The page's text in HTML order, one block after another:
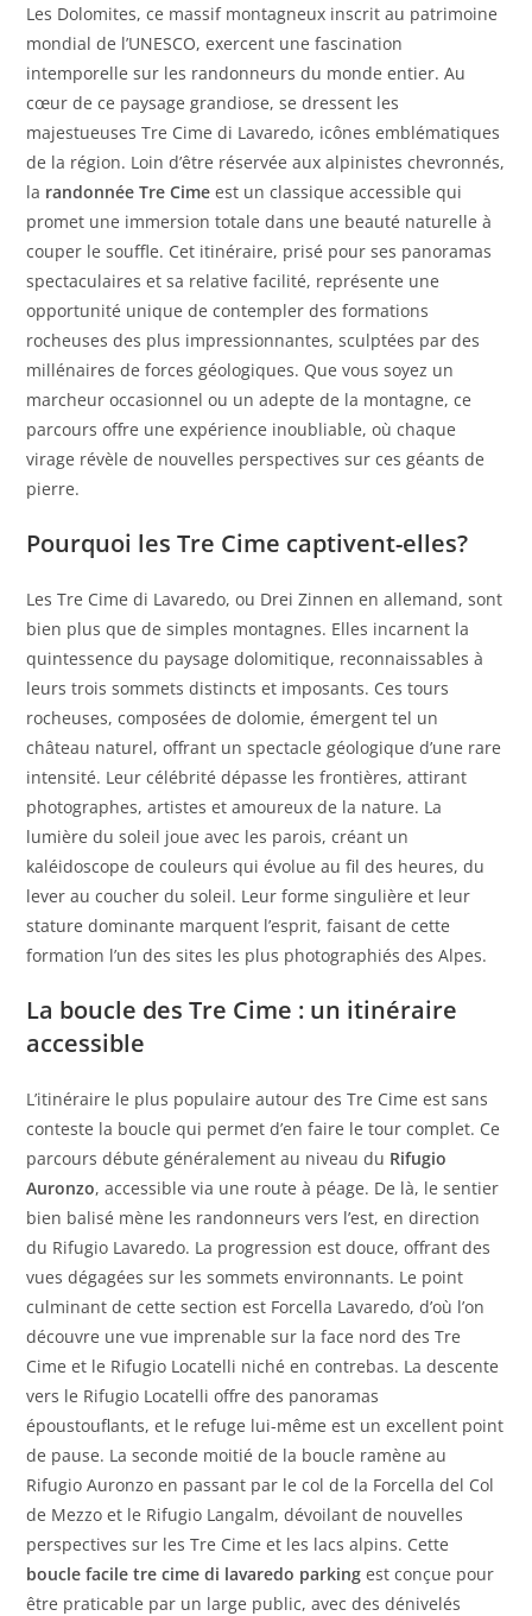
Les Dolomites, ce massif montagneux inscrit au patrimoine
mondial de l’UNESCO, exercent une fascination
intemporelle sur les randonneurs du monde entier. Au
cœur de ce paysage grandiose, se dressent les
majestueuses Tre Cime di Lavaredo, icônes emblématiques
de la région. Loin d’être réservée aux alpinistes chevronnés,
la randonnée Tre Cime est un classique accessible qui
promet une immersion totale dans une beauté naturelle à
couper le souffle. Cet itinéraire, prisé pour ses panoramas
spectaculaires et sa relative facilité, représente une
opportunité unique de contempler des formations
rocheuses des plus impressionnantes, sculptées par des
millénaires de forces géologiques. Que vous soyez un
marcheur occasionnel ou un adepte de la montagne, ce
parcours offre une expérience inoubliable, où chaque
virage révèle de nouvelles perspectives sur ces géants de
pierre.
Pourquoi les Tre Cime captivent-elles?
Les Tre Cime di Lavaredo, ou Drei Zinnen en allemand, sont
bien plus que de simples montagnes. Elles incarnent la
quintessence du paysage dolomitique, reconnaissables à
leurs trois sommets distincts et imposants. Ces tours
rocheuses, composées de dolomie, émergent tel un
château naturel, offrant un spectacle géologique d’une rare
intensité. Leur célébrité dépasse les frontières, attirant
photographes, artistes et amoureux de la nature. La
lumière du soleil joue avec les parois, créant un
kaléidoscope de couleurs qui évolue au fil des heures, du
lever au coucher du soleil. Leur forme singulière et leur
stature dominante marquent l’esprit, faisant de cette
formation l’un des sites les plus photographiés des Alpes.
La boucle des Tre Cime : un itinéraire
accessible
L’itinéraire le plus populaire autour des Tre Cime est sans
conteste la boucle qui permet d’en faire le tour complet. Ce
parcours débute généralement au niveau du Rifugio
Auronzo, accessible via une route à péage. De là, le sentier
bien balisé mène les randonneurs vers l’est, en direction
du Rifugio Lavaredo. La progression est douce, offrant des
vues dégagées sur les sommets environnants. Le point
culminant de cette section est Forcella Lavaredo, d’où l’on
découvre une vue imprenable sur la face nord des Tre
Cime et le Rifugio Locatelli niché en contrebas. La descente
vers le Rifugio Locatelli offre des panoramas
époustouflants, et le refuge lui-même est un excellent point
de pause. La seconde moitié de la boucle ramène au
Rifugio Auronzo en passant par le col de la Forcella del Col
de Mezzo et le Rifugio Langalm, dévoilant de nouvelles
perspectives sur les Tre Cime et les lacs alpins. Cette
boucle facile tre cime di lavaredo parking est conçue pour
être praticable par un large public, avec des dénivelés